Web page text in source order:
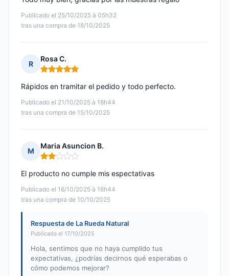
Publicado el 25/10/2025 à 05h32
tras una compra de 18/10/2025
R
Rosa C.
Nota: 5 de 5
Publicado el 21/10/2025 à 18h44
tras una compra de 15/10/2025
Rápidos en tramitar el pedido y todo perfecto.
M
Maria Asuncion B.
Nota: 2 de 5
Publicado el 16/10/2025 à 18h44
tras una compra de 10/10/2025
El producto no cumple mis espectativas
Respuesta de La Rueda Natural
Publicada el 17/10/2025
Hola, sentimos que no haya cumplido tus
expectativas, ¿podrías decirnos qué esperabas o
cómo podemos mejorar?